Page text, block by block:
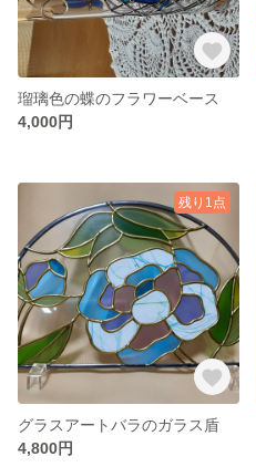
瑠璃色の蝶のフラワーベース
4,000円
残り1点
グラスアートバラのガラス盾
4,800円